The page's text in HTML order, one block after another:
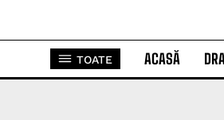
TOATE ACASĂ